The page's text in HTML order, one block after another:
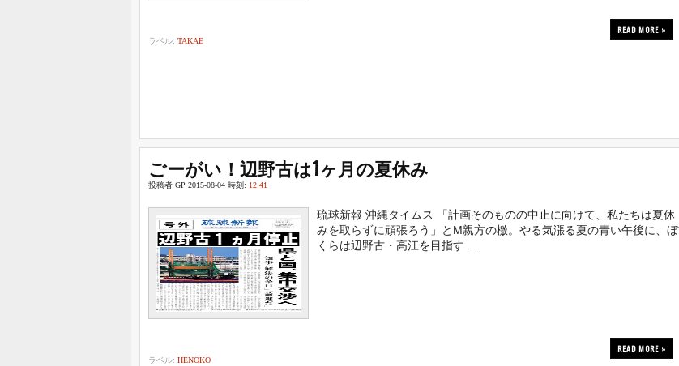
READ MORE »
ラベル: TAKAE
ごーがい！辺野古は1ヶ月の夏休み
投稿者 GP 2015-08-04 時刻: 12:41
琉球新報 沖縄タイムス 「計画そのものの中止に向けて、私たちは夏休
みを取らずに頑張ろう」とM親方の檄。やる気漲る夏の青い午後に、ぼ
くらは辺野古・高江を目指す ...
READ MORE »
ラベル: HENOKO